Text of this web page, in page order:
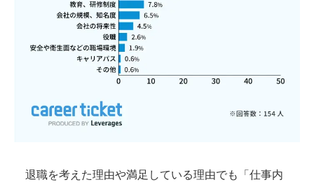
退職を考えた理由や満足している理由でも「仕事内